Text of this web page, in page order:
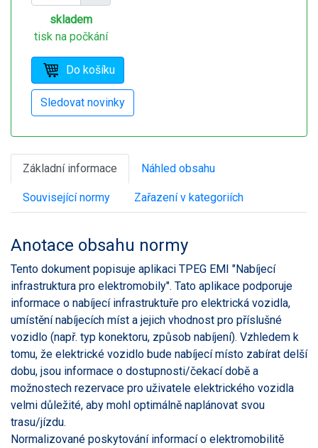
skladem
tisk na počkání
Základní informace Náhled obsahu
Související normy Zařazení v kategoriích
Anotace obsahu normy
Tento dokument popisuje aplikaci TPEG EMI "Nabíjecí
infrastruktura pro elektromobily". Tato aplikace podporuje
informace o nabíjecí infrastruktuře pro elektrická vozidla,
umístění nabíjecích míst a jejich vhodnost pro příslušné
vozidlo (např. typ konektoru, způsob nabíjení). Vzhledem k
tomu, že elektrické vozidlo bude nabíjecí místo zabírat delší
dobu, jsou informace o dostupnosti/čekací době a
možnostech rezervace pro uživatele elektrického vozidla
velmi důležité, aby mohl optimálně naplánovat svou
trasu/jízdu.
Normalizované poskytování informací o elektromobilitě